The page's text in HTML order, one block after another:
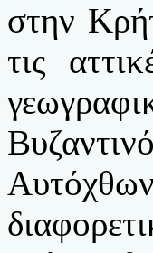
στην
τις